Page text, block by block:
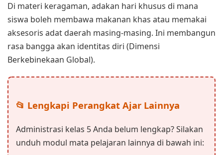
Di materi keragaman, adakan hari khusus di mana
siswa boleh membawa makanan khas atau memakai
aksesoris adat daerah masing-masing. Ini membangun
rasa bangga akan identitas diri (Dimensi
Berkebinekaan Global).
📂 Lengkapi Perangkat Ajar Lainnya
Administrasi kelas 5 Anda belum lengkap? Silakan
unduh modul mata pelajaran lainnya di bawah ini: